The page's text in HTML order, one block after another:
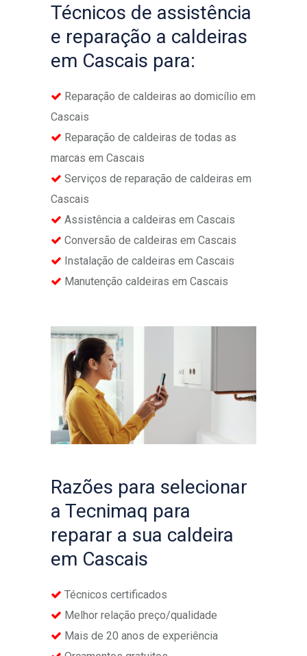
Técnicos de assistência
e reparação a caldeiras
em Cascais para:
Reparação de caldeiras ao domicílio em
Cascais
Reparação de caldeiras de todas as
marcas em Cascais
Serviços de reparação de caldeiras em
Cascais
Assistência a caldeiras em Cascais
Conversão de caldeiras em Cascais
Instalação de caldeiras em Cascais
Manutenção caldeiras em Cascais
Razões para selecionar
a Tecnimaq para
reparar a sua caldeira
em Cascais
Técnicos certificados
Melhor relação preço/qualidade
Mais de 20 anos de experiência